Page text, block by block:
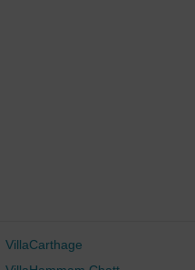
VillaCarthage